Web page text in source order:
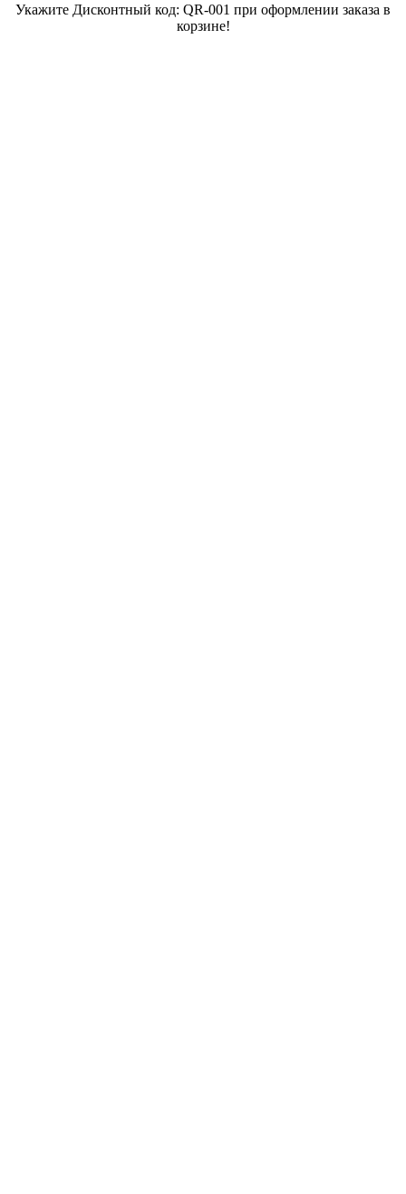
Укажите Дисконтный код: QR-001 при оформлении заказа в
корзине!